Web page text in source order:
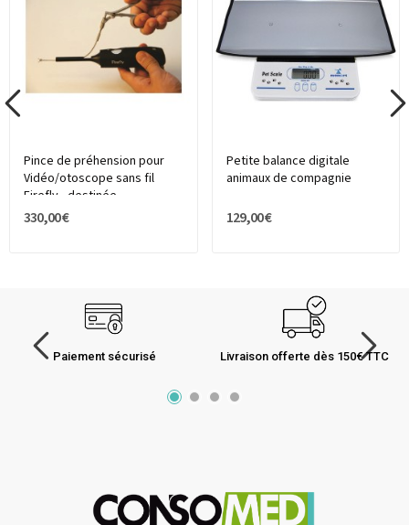
Pince de préhension pour
Vidéo/otoscope sans fil
Firefly - destinée...
330,00 €
Petite balance digitale
animaux de compagnie
129,00 €
Paiement sécurisé Livraison offerte dès 150€ TTC